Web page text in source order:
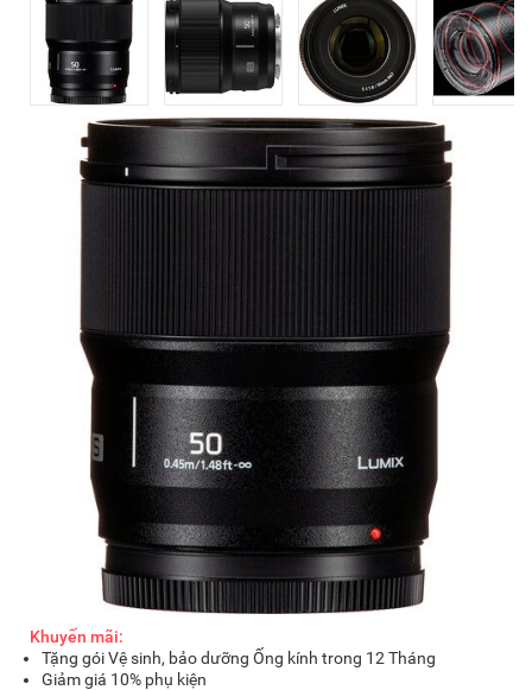
Khuyến mãi:
Tặng gói Vệ sinh, bảo dưỡng Ống kính trong 12 Tháng
Giảm giá 10% phụ kiện